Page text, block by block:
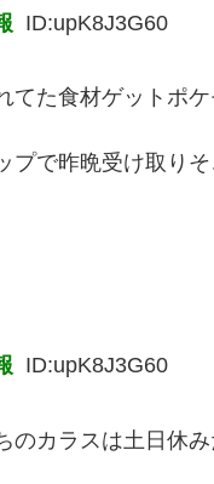
ID:upK8J3G60
てた食材ゲットポ
プで昨晩受け取り
ID:upK8J3G60
のカラスは土日休